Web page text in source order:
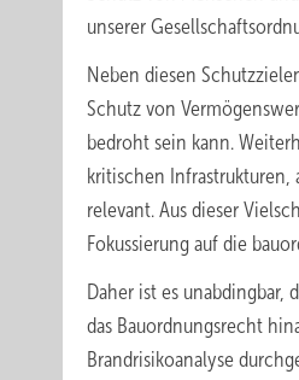
unserer
Neben diesen
Schutz von
bedroht sein kann.
kritischen
relevant. Aus dieser
Fokussierung auf die
Daher ist es
das Bauordnungsrecht
Brandrisikoanalyse